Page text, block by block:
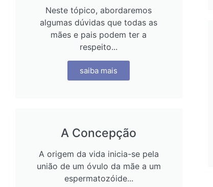
Neste tópico, abordaremos
algumas dúvidas que todas as
mães e pais podem ter a
respeito...
saiba mais
A Concepção
A origem da vida inicia-se pela
união de um óvulo da mãe a um
espermatozóide...